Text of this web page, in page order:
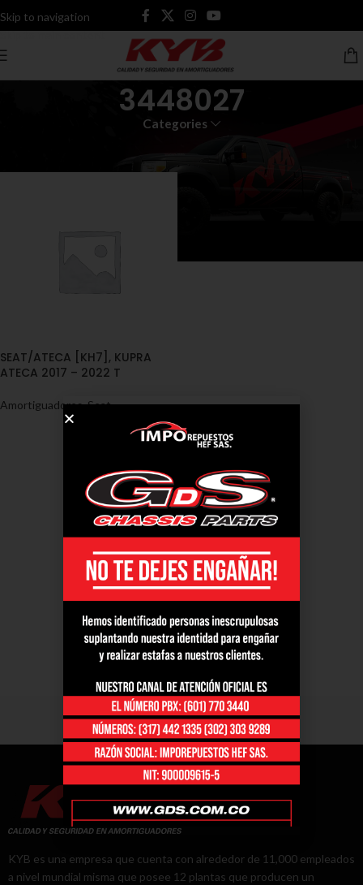
Skip to navigation
Skip to main content
3448027
Categories
SEAT/ATECA [KH7], KUPRA
ATECA 2017 – 2022 T
Amortiguadores,Seat
KYB es una empresa que cuenta con alrededor de 11,000 empleados
a nivel mundial misma que posee 12 plantas que producen un